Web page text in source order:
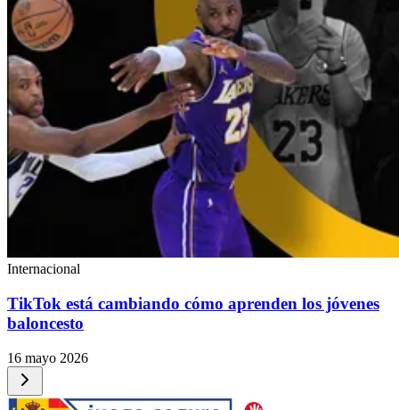
Internacional
TikTok está cambiando cómo aprenden los jóvenes
baloncesto
16 mayo 2026